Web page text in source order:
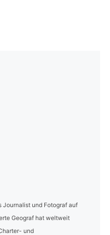
Journalist und Fotograf auf
Geograf hat weltweit
und